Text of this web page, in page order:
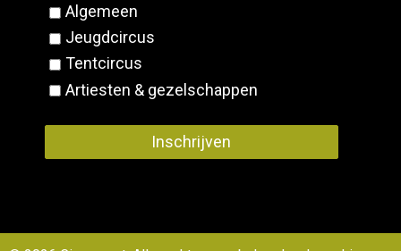
Algemeen
Jeugdcircus
Tentcircus
Artiesten & gezelschappen
Inschrijven